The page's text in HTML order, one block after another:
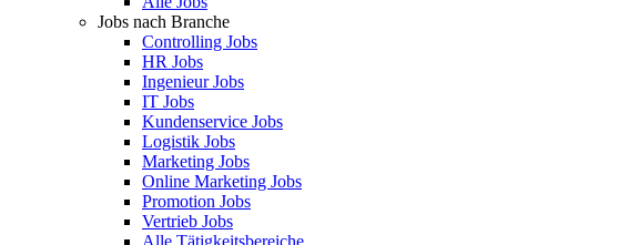
Jobs nach Branche
Controlling Jobs
HR Jobs
Ingenieur Jobs
IT Jobs
Kundenservice Jobs
Logistik Jobs
Marketing Jobs
Online Marketing Jobs
Promotion Jobs
Vertrieb Jobs
Alle Tätigkeitsbereiche